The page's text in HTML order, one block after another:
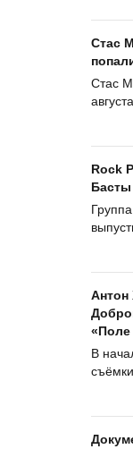
Стас
Стас
Rock
Басты
Антон
«Поле
В
съёмки